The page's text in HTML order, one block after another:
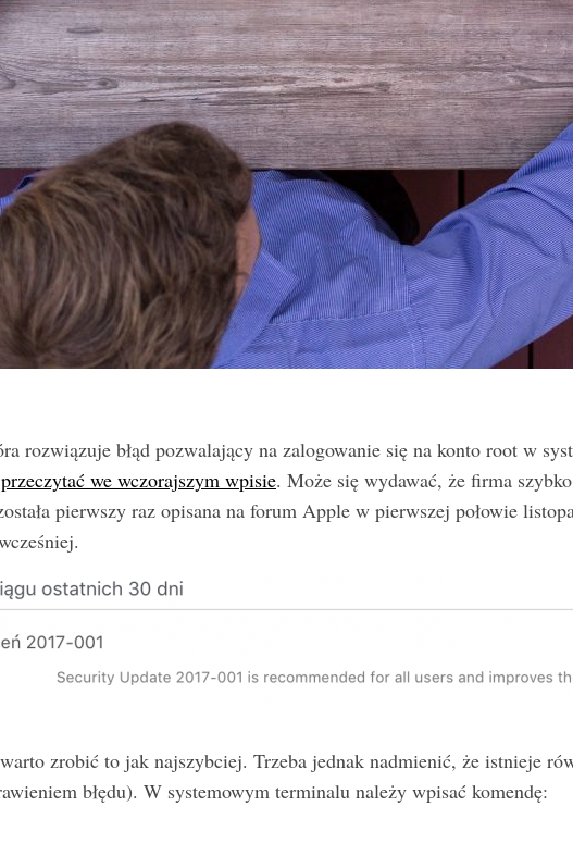
rozwiązuje błąd pozwalający na zalogowanie się na konto root w
przeczytać we wczorajszym wpisie. Może się wydawać, że firma
pierwszy raz opisana na forum Apple w pierwszej połowie
zrobić to jak najszybciej. Trzeba jednak nadmienić, że istnieje
błędu). W systemowym terminalu należy wpisać komendę: